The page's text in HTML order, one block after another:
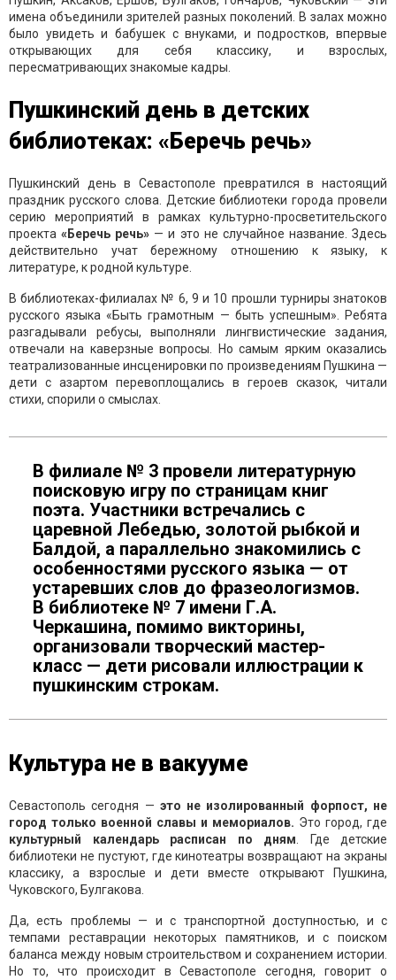
имена объединили зрителей разных поколений. В залах можно
было увидеть и бабушек с внуками, и подростков, впервые
открывающих для себя классику, и взрослых,
пересматривающих знакомые кадры.
Пушкинский день в детских
библиотеках: «Беречь речь»
Пушкинский день в Севастополе превратился в настоящий
праздник русского слова. Детские библиотеки города провели
серию мероприятий в рамках культурно-просветительского
проекта«Беречь речь» — и это не случайное название. Здесь
действительно учат бережному отношению к языку, к
литературе, к родной культуре.
В библиотеках-филиалах № 6, 9 и 10 прошли турниры знатоков
русского языка «Быть грамотным — быть успешным». Ребята
разгадывали ребусы, выполняли лингвистические задания,
отвечали на каверзные вопросы. Но самым ярким оказались
театрализованные инсценировки по произведениям Пушкина —
дети с азартом перевоплощались в героев сказок, читали
стихи, спорили о смыслах.
В филиале № 3 провели литературную
поисковую игру по страницам книг
поэта. Участники встречались с
царевной Лебедью, золотой рыбкой и
Балдой, а параллельно знакомились с
особенностями русского языка — от
устаревших слов до фразеологизмов.
В библиотеке № 7 имени Г.А.
Черкашина, помимо викторины,
организовали творческий мастер-
класс — дети рисовали иллюстрации к
пушкинским строкам.
Культура не в вакууме
Севастополь сегодня — это не изолированный форпост, не
город только военной славы и мемориалов. Это город, где
культурный календарь расписан по дням . Где детские
библиотеки не пустуют, где кинотеатры возвращают на экраны
классику, а взрослые и дети вместе открывают Пушкина,
Чуковского, Булгакова.
Да, есть проблемы — и с транспортной доступностью, и с
темпами реставрации некоторых памятников, и с поиском
баланса между новым строительством и сохранением истории.
Но то, что происходит в Севастополе сегодня, говорит о